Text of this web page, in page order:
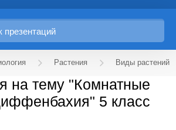
Растения Виды растений
на тему "Комнатные
5 класс